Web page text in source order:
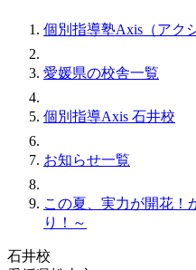
個別指導塾Axis（アク
愛媛県の校舎一覧
個別指導Axis 石井校
お知らせ一覧
この夏、実力が開花！
り！～
石井校